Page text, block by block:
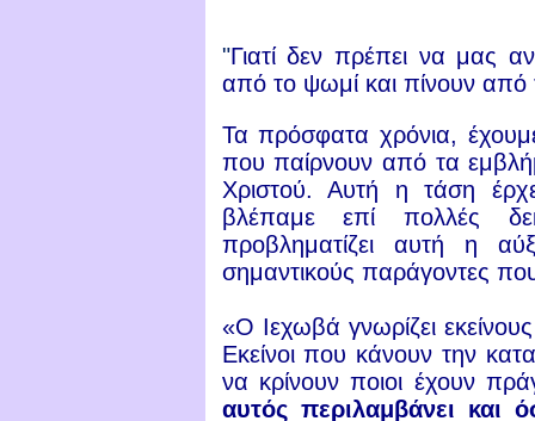
"Γιατί δεν πρέπει να μας
από το ψωμί και πίνουν από
Τα πρόσφατα χρόνια,
που παίρνουν από τα
Χριστού. Αυτή η τάση
βλέπαμε επί πολλές
προβληματίζει αυτή η
σημαντικούς παράγοντες
«Ο Ιεχωβά γνωρίζει
Εκείνοι που κάνουν την
να κρίνουν ποιοι έχουν
αυτός περιλαμβάνει και